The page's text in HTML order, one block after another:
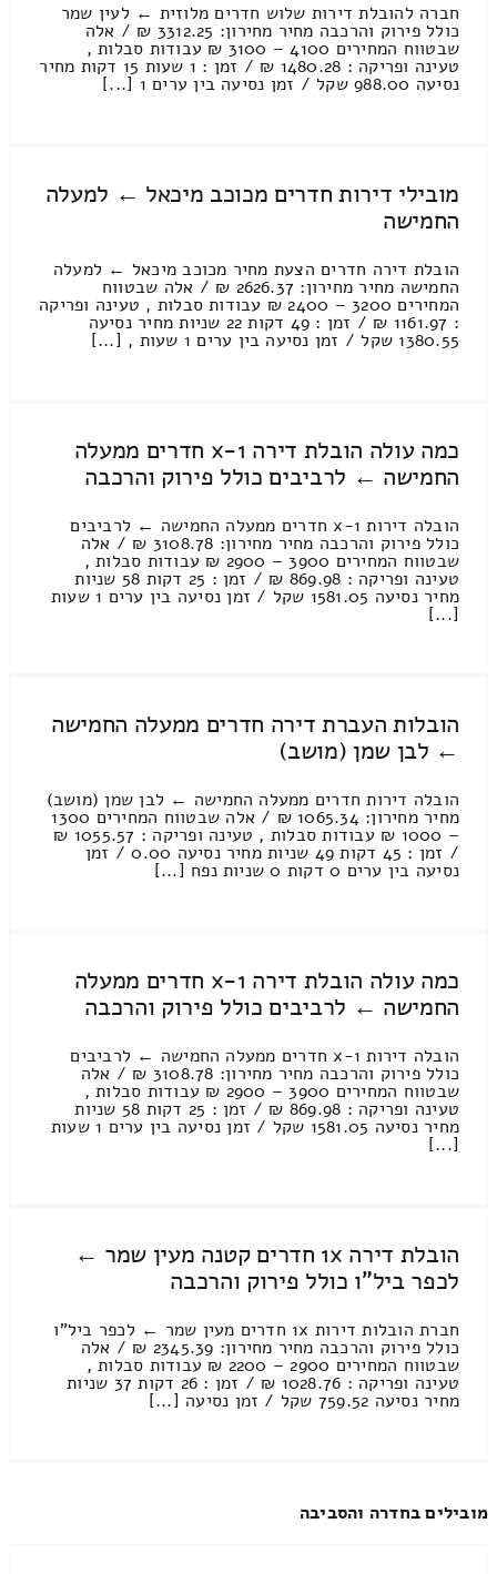
חברה להובלת דירות שלוש חדרים מלוזית ← לעין שמר
כולל פירוק והרכבה מחיר מחירון: 3312.25 ₪ / אלה
שבטווח המחירים 4100 – 3100 ₪ עבודות סבלות ,
טעינה ופריקה : 1480.28 ₪ / זמן : 1 שעות 15 דקות מחיר
נסיעה 988.00 שקל / זמן נסיעה בין ערים 1 [...]
מובילי דירות חדרים מכוכב מיכאל ← למעלה
החמישה
הובלת דירה חדרים הצעת מחיר מכוכב מיכאל ← למעלה
החמישה מחיר מחירון: 2626.37 ₪ / אלה שבטווח
המחירים 3200 – 2400 ₪ עבודות סבלות , טעינה ופריקה
: 1161.97 ₪ / זמן : 49 דקות 22 שניות מחיר נסיעה
1380.55 שקל / זמן נסיעה בין ערים 1 שעות , [...]
כמה עולה הובלת דירה 1-x חדרים ממעלה
החמישה ← לרביבים כולל פירוק והרכבה
הובלה דירות 1-x חדרים ממעלה החמישה ← לרביבים
כולל פירוק והרכבה מחיר מחירון: 3108.78 ₪ / אלה
שבטווח המחירים 3900 – 2900 ₪ עבודות סבלות ,
טעינה ופריקה : 869.98 ₪ / זמן : 25 דקות 58 שניות
מחיר נסיעה 1581.05 שקל / זמן נסיעה בין ערים 1 שעות
[...]
הובלות העברת דירה חדרים ממעלה החמישה
← לבן שמן (מושב)
הובלה דירות חדרים ממעלה החמישה ← לבן שמן (מושב)
מחיר מחירון: 1065.34 ₪ / אלה שבטווח המחירים 1300
– 1000 ₪ עבודות סבלות , טעינה ופריקה : 1055.57 ₪
/ זמן : 45 דקות 49 שניות מחיר נסיעה 0.00 / זמן
נסיעה בין ערים 0 דקות 0 שניות נפח [...]
כמה עולה הובלת דירה 1-x חדרים ממעלה
החמישה ← לרביבים כולל פירוק והרכבה
הובלה דירות 1-x חדרים ממעלה החמישה ← לרביבים
כולל פירוק והרכבה מחיר מחירון: 3108.78 ₪ / אלה
שבטווח המחירים 3900 – 2900 ₪ עבודות סבלות ,
טעינה ופריקה : 869.98 ₪ / זמן : 25 דקות 58 שניות
מחיר נסיעה 1581.05 שקל / זמן נסיעה בין ערים 1 שעות
[...]
הובלת דירה 1x חדרים קטנה מעין שמר ←
לכפר ביל"ו כולל פירוק והרכבה
חברת הובלות דירות 1x חדרים מעין שמר ← לכפר ביל"ו
כולל פירוק והרכבה מחיר מחירון: 2345.39 ₪ / אלה
שבטווח המחירים 2900 – 2200 ₪ עבודות סבלות ,
טעינה ופריקה : 1028.76 ₪ / זמן : 26 דקות 37 שניות
מחיר נסיעה 759.52 שקל / זמן נסיעה [...]
מובילים בחדרה והסביבה